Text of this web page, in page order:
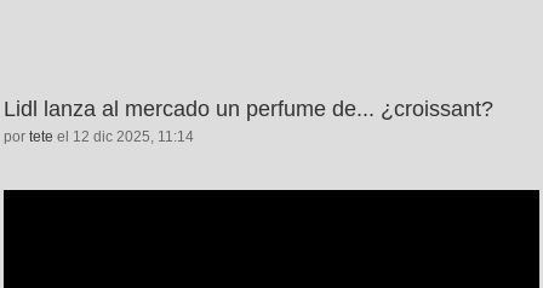
Lidl lanza al mercado un perfume de... ¿croissant?
por tete el 12 dic 2025, 11:14